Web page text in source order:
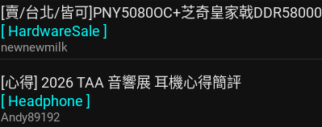
[賣/台北/皆可]PNY5080OC+芝奇皇家戟
[ HardwareSale ]
newnewmilk
[心得] 2026 TAA 音響展 耳機心得簡評
[ Headphone ]
Andy89192